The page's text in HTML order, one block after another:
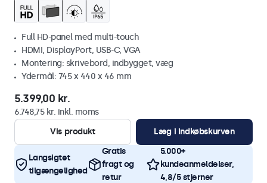
Full HD-panel med multi-touch
HDMI, DisplayPort, USB-C, VGA
Montering: skrivebord, indbygget, væg
Ydermål: 745 x 440 x 46 mm
5.399,00 kr.
6.748,75 kr. inkl. moms
Vis produkt
Læg i indkøbskurven
Langsigtet
tilgængelighed
Gratis
fragt og
retur
5.000+
kundeanmeldelser,
4,8/5 stjerner